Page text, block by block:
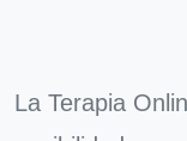
La Terapia